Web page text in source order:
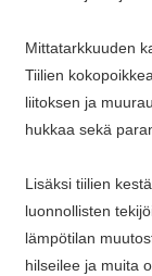
Mittatarkkuuden
Tiilien
liitoksen ja
hukkaa sekä
Lisäksi tiilien
luonnollisten
lämpötilan
hilseilee ja muita